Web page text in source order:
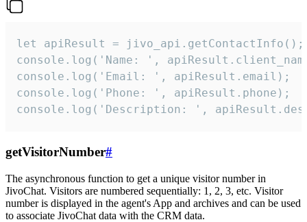
let apiResult = jivo_api.getContactInfo();
console.log('Name: ',
console.log('Email: ', apiResult.email);
console.log('Phone: ', apiResult.phone);
console.log('Description: ',
getVisitorNumber#
The asynchronous function to get a unique visitor number in
JivoChat. Visitors are numbered sequentially: 1, 2, 3, etc. Visitor
number is displayed in the agent's App and archives and can be used
to associate JivoChat data with the CRM data.